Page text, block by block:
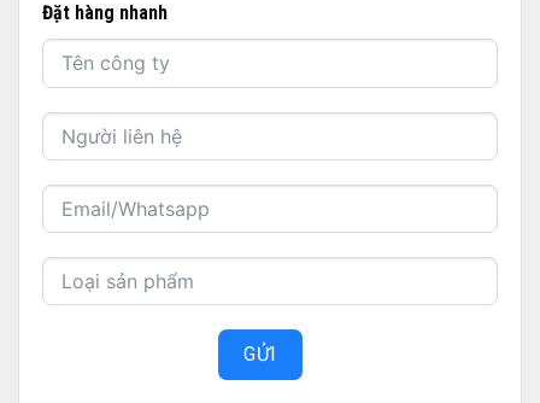
Đặt hàng nhanh
GỬI